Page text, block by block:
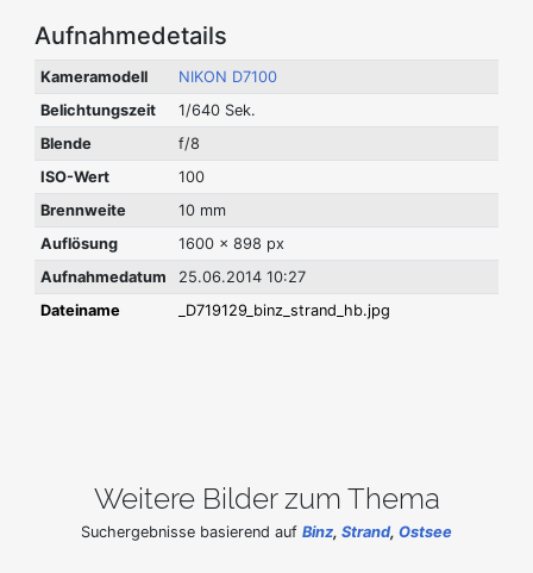
Aufnahmedetails
Kameramodell
NIKON D7100
Belichtungszeit
1/640 Sek.
Blende
f/8
ISO-Wert
100
Brennweite
10 mm
Auflösung
1600 x 898 px
Aufnahmedatum
25.06.2014 10:27
Dateiname
_D719129_binz_strand_hb.jpg
Weitere Bilder zum Thema
Suchergebnisse basierend auf Binz, Strand, Ostsee